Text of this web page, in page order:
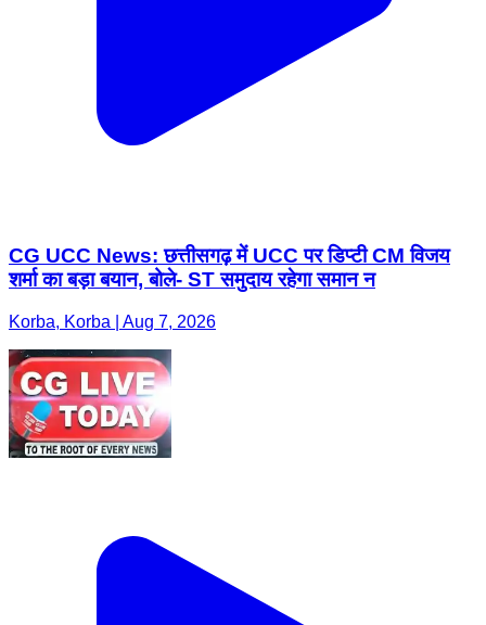
CG UCC News: छत्तीसगढ़ में UCC पर डिप्टी CM विजय
शर्मा का बड़ा बयान, बोले- ST समुदाय रहेगा समान न
Korba, Korba | Aug 7, 2026